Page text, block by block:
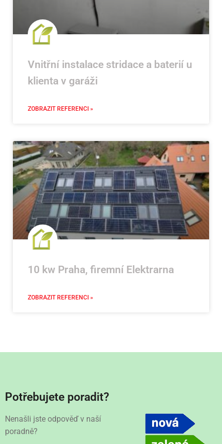
Vnitřní instalace stridace a baterií u
klienta v garáži
ZOBRAZIT REFERENCI »
10 kw Praha, firemní Elektrarna
ZOBRAZIT REFERENCI »
Potřebujete poradit?
Nenašli jste odpověď v naší
poradně?